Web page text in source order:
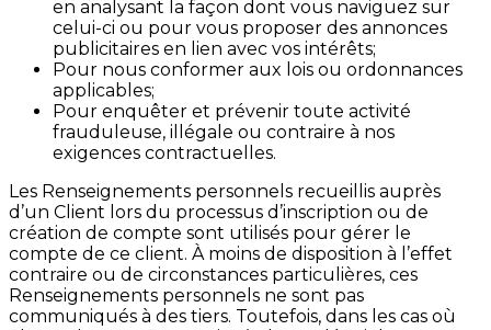
en analysant la façon dont vous naviguez sur
celui-ci ou pour vous proposer des annonces
publicitaires en lien avec vos intérêts;
Pour nous conformer aux lois ou ordonnances
applicables;
Pour enquêter et prévenir toute activité
frauduleuse, illégale ou contraire à nos
exigences contractuelles.
Les Renseignements personnels recueillis auprès
d’un Client lors du processus d’inscription ou de
création de compte sont utilisés pour gérer le
compte de ce client. À moins de disposition à l’effet
contraire ou de circonstances particulières, ces
Renseignements personnels ne sont pas
communiqués à des tiers. Toutefois, dans les cas où